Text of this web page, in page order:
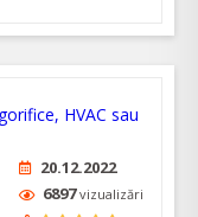
20.12.2022
6897vizualizări